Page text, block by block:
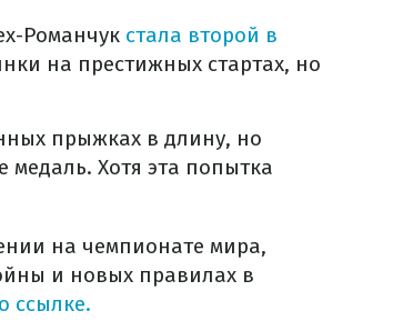
Романчук стала второй в
на престижных стартах, но
прыжках в длину, но
медаль. Хотя эта попытка
на чемпионате мира,
и новых правилах в
ссылке.